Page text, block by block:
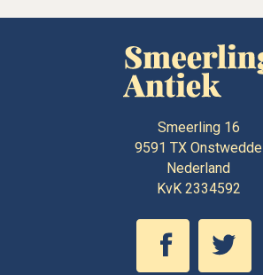
Smeerling 16
9591 TX Onstwedde
Nederland
KvK 2334592